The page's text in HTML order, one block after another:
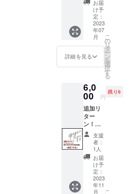
名前を
ご記入
くださ
い。記
入がな
い場合
ンのみ
となり
みギガ
ファイ
ル便で
お送り
しま
す。
メール
アドレ
スの入
力はお
間違い
ないよ
うお気
をつけ
写真(ラ
イブ写
真にあ
なたの
お名前
を書い
てサイ
販売だ
と思っ
て、お
気軽に
ご注文
頂けた
ら嬉し
いで
す︎！
※【備考
欄に】
サイン
で書い
て欲し
届け！
支援者
限定で
ご覧頂
ける、
視聴可
能な
URLを
お送り
す。 ※
備考欄
へ入れ
て欲し
い言葉
があれ
ばお書
きくだ
さい！
3〜5個
くらい
でお願
いしま
す！ 特
お届
け予
定：
2023
年07
月
詳細を見る
こ
の
リ
タ
ー
ン
を
選
択
す
る
6,0
00 円
残り9
追加リ
ター
ン！
【10名
限定！
Music
Videoに
あなた
のお名
前を】
10年後
支援
者：
1人
お届
け予
定：
2023
年11
月
こ